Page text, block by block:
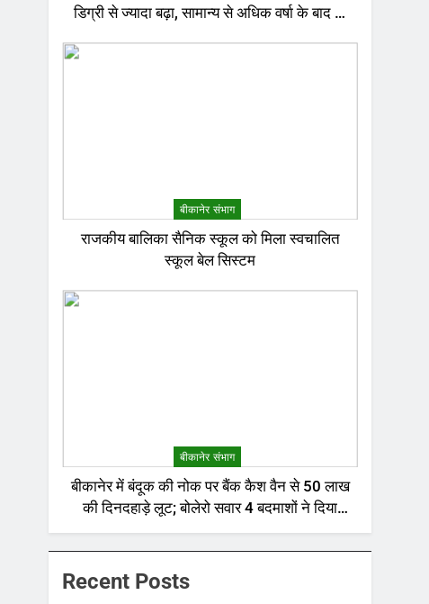
डिग्री से ज्यादा बढ़ा, सामान्य से अधिक वर्षा के बाद भी
बीकानेर संभाग
राजकीय बालिका सैनिक स्कूल को मिला स्वचालित
स्कूल बेल सिस्टम
बीकानेर संभाग
बीकानेर में बंदूक की नोक पर बैंक कैश वैन से 50 लाख
की दिनदहाड़े लूट; बोलेरो सवार 4 बदमाशों ने दिया
वारदात को अंजाम
Recent Posts